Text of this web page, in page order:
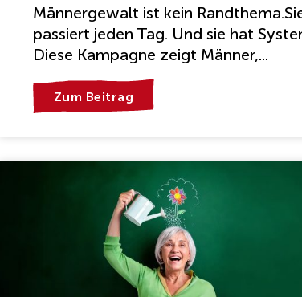
Männergewalt ist kein
passiert jeden Tag. Und sie hat
Diese Kampagne zeigt Männer,...
Zum Beitrag